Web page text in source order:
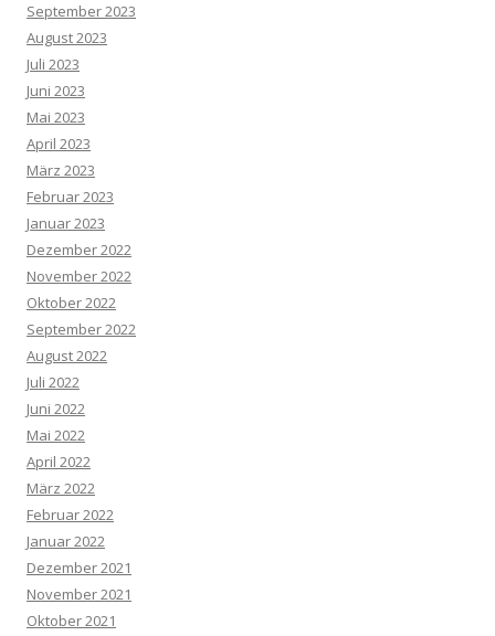
September 2023
August 2023
Juli 2023
Juni 2023
Mai 2023
April 2023
März 2023
Februar 2023
Januar 2023
Dezember 2022
November 2022
Oktober 2022
September 2022
August 2022
Juli 2022
Juni 2022
Mai 2022
April 2022
März 2022
Februar 2022
Januar 2022
Dezember 2021
November 2021
Oktober 2021